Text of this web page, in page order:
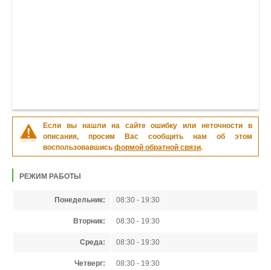
Если вы нашли на сайте ошибку или неточности в
описания, просим Вас сообщить нам об этом
воспользовавшись формой обратной связи.
РЕЖИМ РАБОТЫ
Понедельник: 08:30 - 19:30
Вторник: 08:30 - 19:30
Среда: 08:30 - 19:30
Четверг: 08:30 - 19:30